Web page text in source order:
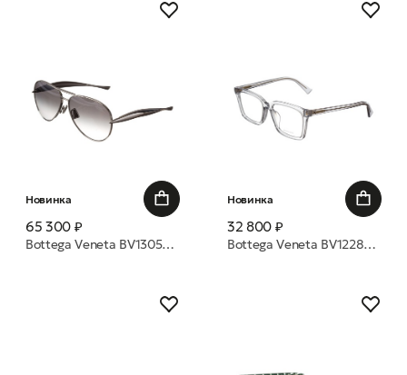
Новинка
65 300 ₽
Bottega Veneta BV1305S 008 64 очки с/з
Новинка
32 800 ₽
Bottega Veneta BV1228OA 007 54 оправа